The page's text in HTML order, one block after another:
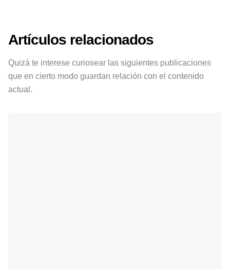
Artículos relacionados
Quizá te interese curiosear las siguientes publicaciones
que en cierto modo guardan relación con el contenido
actual.